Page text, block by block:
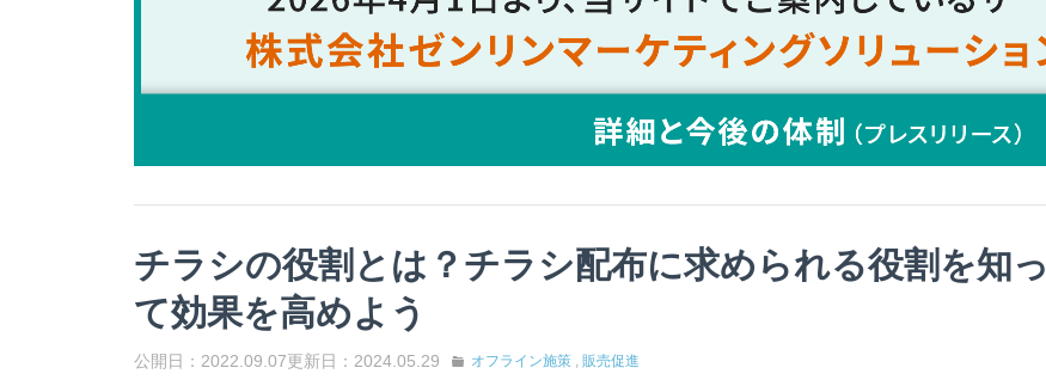
チラシの役割とは？チラシ配布に求められる役割を知っ
て効果を高めよう
公開日：2022.09.07更新日：2024.05.29 オフライン施策 , 販売促進